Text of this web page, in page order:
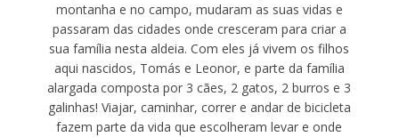
montanha e no campo, mudaram as suas vidas e
passaram das cidades onde cresceram para criar a
sua família nesta aldeia. Com eles já vivem os filhos
aqui nascidos, Tomás e Leonor, e parte da família
alargada composta por 3 cães, 2 gatos, 2 burros e 3
galinhas! Viajar, caminhar, correr e andar de bicicleta
fazem parte da vida que escolheram levar e onde